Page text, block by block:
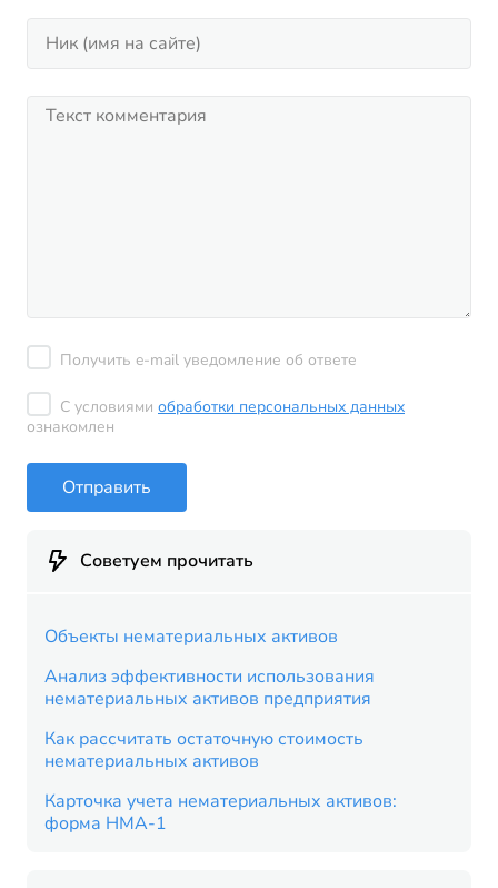
Получить e-mail уведомление об ответе
С условиями обработки персональных данных
ознакомлен
Отправить
Советуем прочитать
Объекты нематериальных активов
Анализ эффективности использования
нематериальных активов предприятия
Как рассчитать остаточную стоимость
нематериальных активов
Карточка учета нематериальных активов:
форма НМА-1